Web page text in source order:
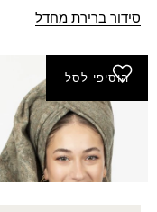
סידור ברירת מחדל
הוסיפי לסל
צעיף גביר